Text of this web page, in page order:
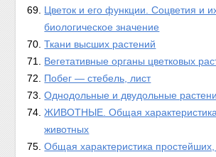
Цветок и его функции. Соцветия и
биологическое значение
Ткани высших растений
Вегетативные органы цветковых
Побег — стебель, лист
Однодольные и двудольные
ЖИВОТНЫЕ. Общая характеристика
животных
Общая характеристика